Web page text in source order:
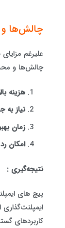
چالش‌ها و
علیرغم
چالش‌ها و
هزینه
نیاز به
زمان
امکان
نتیجه‌گیری :
پیچ های
کاربردهای